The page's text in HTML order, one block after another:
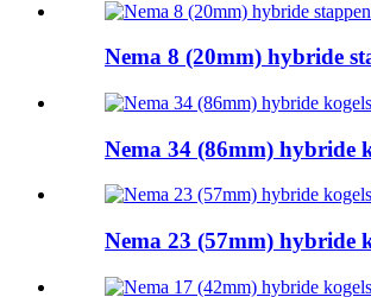
Nema 8 (20mm) hybride
Nema 34 (86mm) hybride
Nema 23 (57mm) hybride